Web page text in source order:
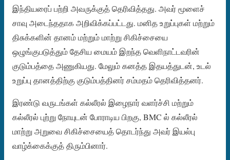
இந்தியரைப் பற்றி அவருக்குத் தெரிவித்தது. அவர் மூளைச்
சாவு அடைந்ததாக அறிவிக்கப்பட்டது. மனித உறுப்புகள் மற்றும்
திசுக்களின் தானம் மற்றும் மாற்று சிகிச்சையை
ஒழுங்குபடுத்தும் தேசிய மையம் இறந்த வெளிநாட்டவரின்
குடும்பத்தை அணுகியது. மேலும் கனத்த இதயத்துடன், உடல்
உறுப்பு தானத்திற்கு குடும்பத்தினர் சம்மதம் தெரிவித்தனர்.
இரண்டு வருடங்கள் கல்லீரல் இழைநார் வளர்ச்சி மற்றும்
கல்லீரல் புற்று நோயுடன் போராடிய பிறகு, BMC ல் கல்லீரல்
மாற்று அறுவை சிகிச்சையைத் தொடர்ந்து அவர் இயல்பு
வாழ்க்கைக்குத் திரும்பினார்.